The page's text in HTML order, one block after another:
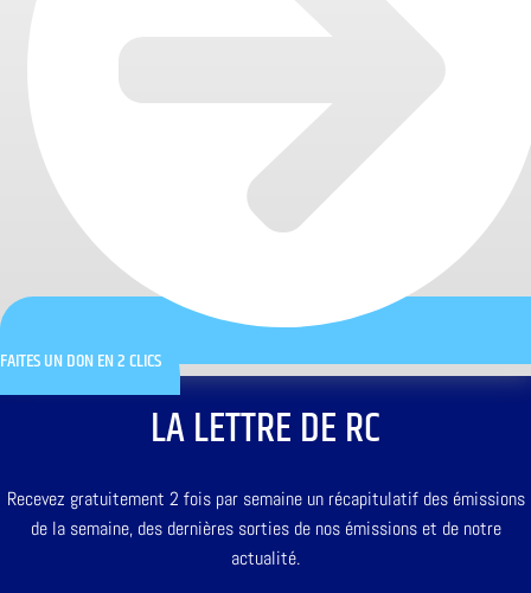
FAITES UN DON EN 2 CLICS
LA LETTRE DE RC
Recevez gratuitement 2 fois par semaine un récapitulatif des émissions
de la semaine, des dernières sorties de nos émissions et de notre
actualité.